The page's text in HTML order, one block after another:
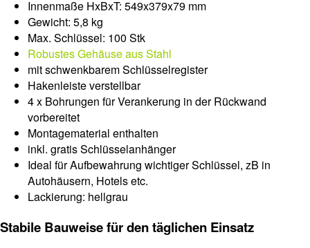
Innenmaße HxBxT: 549x379x79 mm
Gewicht: 5,8 kg
Max. Schlüssel: 100 Stk
Robustes Gehäuse aus Stahl
mit schwenkbarem Schlüsselregister
Hakenleiste verstellbar
4 x Bohrungen für Verankerung in der Rückwand
vorbereitet
Montagematerial enthalten
inkl. gratis Schlüsselanhänger
Ideal für Aufbewahrung wichtiger Schlüssel, zB in
Autohäusern, Hotels etc.
Lackierung: hellgrau
Stabile Bauweise für den täglichen Einsatz